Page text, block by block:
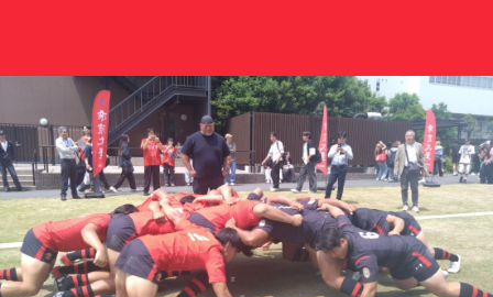
サポーターの会カレンダー
お知らせ
サポート情報
運動部支援